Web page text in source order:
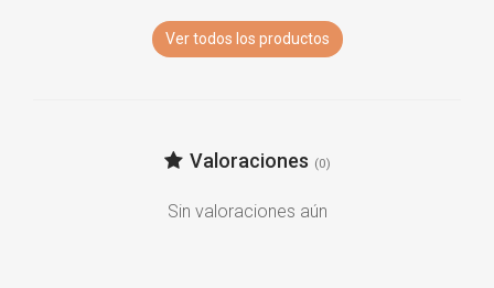
Ver todos los productos
Valoraciones (0)
Sin valoraciones aún